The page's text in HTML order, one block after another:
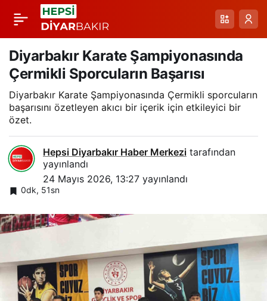
Diyarbakır Karate Şampiyonasında
Çermikli Sporcuların Başarısı
Diyarbakır Karate Şampiyonasında Çermikli sporcuların
başarısını özetleyen akıcı bir içerik için etkileyici bir
özet.
Hepsi Diyarbakır Haber Merkezi tarafından
yayınlandı
24 Mayıs 2026, 13:27 yayınlandı
0dk, 51sn
Çermik’te Kafa Kafa
Çarpışma: Motosiklet
Sürücüsü Yaralı
Paylaş